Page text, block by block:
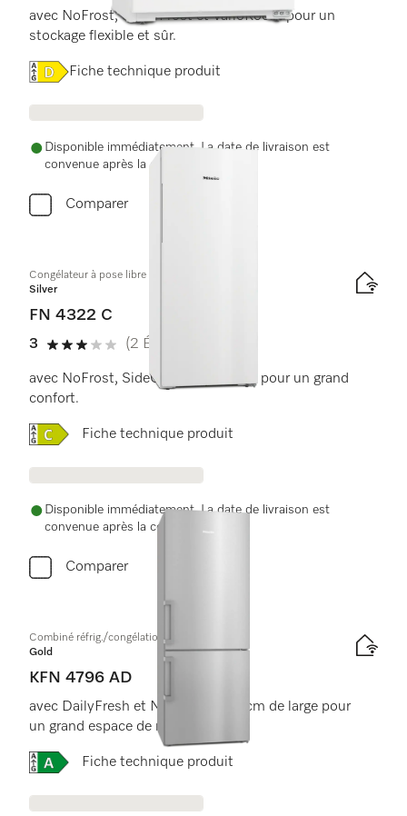
avec NoFrost, SuperFrost et VarioRoom pour un
stockage flexible et sûr.
Online Label Flag, Label énergétique
Fiche technique produit
Disponible immédiatement. La date de livraison est
convenue après la commande.
Comparer
Congélateur à pose libre
Silver
FN 4322 C
3
3 de 5 étoiles
(2 Évaluations)
avec NoFrost, SideOpen et box XXL pour un grand
confort.
Online Label Flag, Label énergétique
Fiche technique produit
Disponible immédiatement. La date de livraison est
convenue après la commande.
Comparer
Combiné réfrig./congélation à pose libre
Gold
KFN 4796 AD
avec DailyFresh et NoFrost en 75 cm de large pour
un grand espace de rangement.
Online Label Flag, Label énergétique
Fiche technique produit